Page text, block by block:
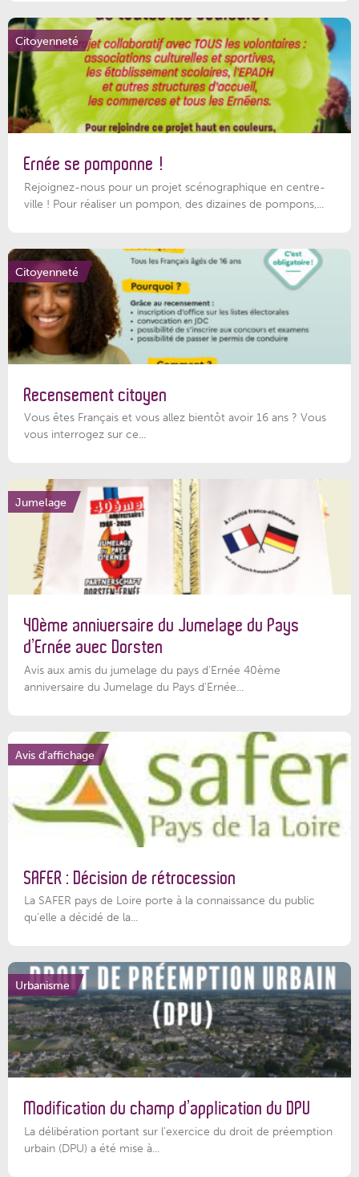
Citoyenneté
Ernée se pomponne !
Rejoignez-nous pour un projet scénographique en centre-
ville ! Pour réaliser un pompon, des dizaines de pompons,...
Citoyenneté
Recensement citoyen
Vous êtes Français et vous allez bientôt avoir 16 ans ? Vous
vous interrogez sur ce...
Jumelage
40ème anniversaire du Jumelage du Pays
d’Ernée avec Dorsten
Avis aux amis du jumelage du pays d'Ernée 40ème
anniversaire du Jumelage du Pays d'Ernée...
Avis d'affichage
SAFER : Décision de rétrocession
La SAFER pays de Loire porte à la connaissance du public
qu’elle a décidé de la...
Urbanisme
Modification du champ d’application du DPU
La délibération portant sur l’exercice du droit de préemption
urbain (DPU) a été mise à...